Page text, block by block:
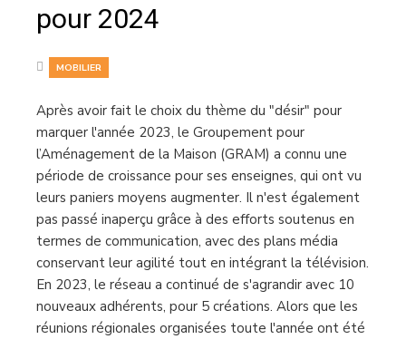
pour 2024
MOBILIER
Après avoir fait le choix du thème du "désir" pour
marquer l'année 2023, le Groupement pour
l’Aménagement de la Maison (GRAM) a connu une
période de croissance pour ses enseignes, qui ont vu
leurs paniers moyens augmenter. Il n'est également
pas passé inaperçu grâce à des efforts soutenus en
termes de communication, avec des plans média
conservant leur agilité tout en intégrant la télévision.
En 2023, le réseau a continué de s'agrandir avec 10
nouveaux adhérents, pour 5 créations. Alors que les
réunions régionales organisées toute l'année ont été